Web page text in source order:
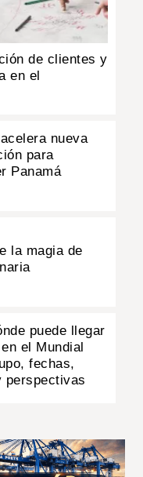
de clientes y
en el
nueva
para
Panamá
la magia de
puede llegar
el Mundial
fechas,
perspectivas